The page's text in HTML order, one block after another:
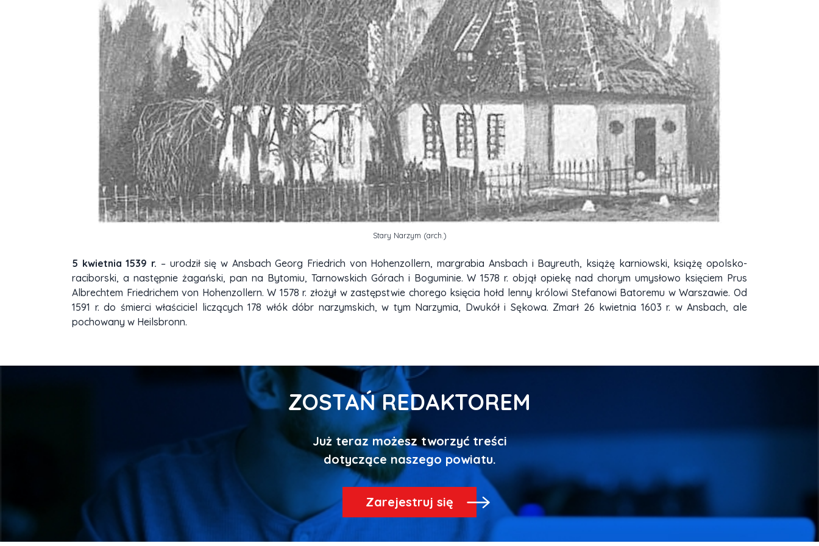
Stary Narzym (arch.)
5 kwietnia 1539 r. – urodził się w Ansbach Georg Friedrich von Hohenzollern, margrabia Ansbach i Bayreuth, książę karniowski, książę opolsko-
raciborski, a następnie żagański, pan na Bytomiu, Tarnowskich Górach i Boguminie. W 1578 r. objął opiekę nad chorym umysłowo księciem Prus
Albrechtem Friedrichem von Hohenzollern. W 1578 r. złożył w zastępstwie chorego księcia hołd lenny królowi Stefanowi Batoremu w Warszawie. Od
1591 r. do śmierci właściciel liczących 178 włók dóbr narzymskich, w tym Narzymia, Dwukół i Sękowa. Zmarł 26 kwietnia 1603 r. w Ansbach, ale
pochowany w Heilsbronn.
ZOSTAŃ REDAKTOREM
Już teraz możesz tworzyć treści
Zarejestruj się